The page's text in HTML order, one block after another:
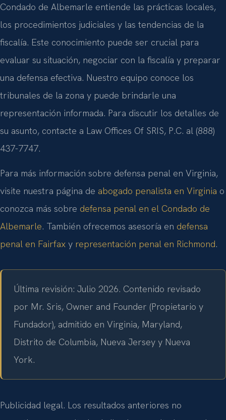
Condado de Albemarle entiende las prácticas locales,
los procedimientos judiciales y las tendencias de la
fiscalía. Este conocimiento puede ser crucial para
evaluar su situación, negociar con la fiscalía y preparar
una defensa efectiva. Nuestro equipo conoce los
tribunales de la zona y puede brindarle una
representación informada. Para discutir los detalles de
su asunto, contacte a Law Offices Of SRIS, P.C. al (888)
437-7747.
Para más información sobre defensa penal en Virginia,
visite nuestra página de abogado penalista en Virginia o
conozca más sobre defensa penal en el Condado de
Albemarle. También ofrecemos asesoría en defensa
penal en Fairfax y representación penal en Richmond.
Última revisión: Julio 2026. Contenido revisado
por Mr. Sris, Owner and Founder (Propietario y
Fundador), admitido en Virginia, Maryland,
Distrito de Columbia, Nueva Jersey y Nueva
York.
Publicidad legal. Los resultados anteriores no